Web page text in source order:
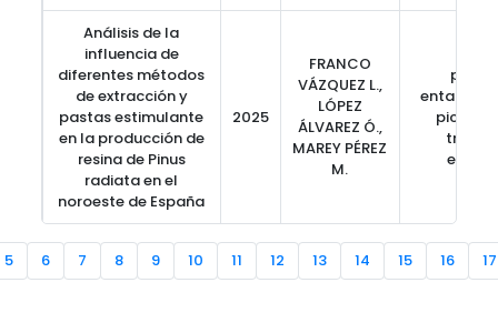
Análisis de la
influencia de
diferentes métodos
de extracción y
pastas estimulante
en la producción de
resina de Pinus
radiata en el
noroeste de España
2025
FRANCO
VÁZQUEZ L.,
LÓPEZ
ÁLVAREZ Ó.,
MAREY PÉREZ
M.
pino
pica de
5 6 7 8 9 10 11 12 13 14 15 16 17